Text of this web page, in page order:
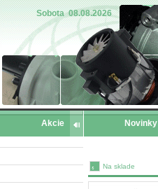
Sobota 08.08.2026
Akcie Novinky
Na sklade